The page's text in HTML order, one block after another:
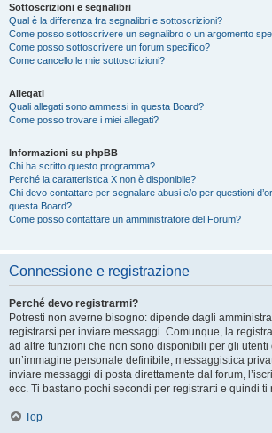
Sottoscrizioni e segnalibri
Qual è la differenza fra segnalibri e sottoscrizioni?
Come posso sottoscrivere un segnalibro o un argomento
Come posso sottoscrivere un forum specifico?
Come cancello le mie sottoscrizioni?
Allegati
Quali allegati sono ammessi in questa Board?
Come posso trovare i miei allegati?
Informazioni su phpBB
Chi ha scritto questo programma?
Perché la caratteristica X non è disponibile?
Chi devo contattare per segnalare abusi e/o per questioni
questa Board?
Come posso contattare un amministratore del Forum?
Connessione e registrazione
Perché devo registrarmi?
Potresti non averne bisogno: dipende dagli
registrarsi per inviare messaggi. Comunque, la
ad altre funzioni che non sono disponibili per gli utenti
un’immagine personale definibile, messaggistica
inviare messaggi di posta direttamente dal forum,
ecc. Ti bastano pochi secondi per registrarti e quindi
Top